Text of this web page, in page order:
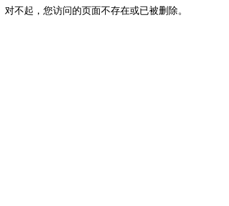
对不起，您访问的页面不存在或已被删除。